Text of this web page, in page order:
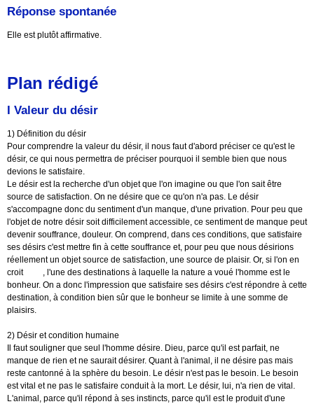
Réponse spontanée
Elle est plutôt affirmative.
Plan rédigé
I Valeur du désir
1) Définition du désir
Pour comprendre la valeur du désir, il nous faut d'abord préciser ce qu'est le
désir, ce qui nous permettra de préciser pourquoi il semble bien que nous
devions le satisfaire.
Le désir est la recherche d'un objet que l'on imagine ou que l'on sait être
source de satisfaction. On ne désire que ce qu'on n'a pas. Le désir
s'accompagne donc du sentiment d'un manque, d'une privation. Pour peu que
l'objet de notre désir soit difficilement accessible, ce sentiment de manque peut
devenir souffrance, douleur. On comprend, dans ces conditions, que satisfaire
ses désirs c'est mettre fin à cette souffrance et, pour peu que nous désirions
réellement un objet source de satisfaction, une source de plaisir. Or, si l'on en
croit
, l'une des destinations à laquelle la nature a voué l'homme est le
bonheur. On a donc l'impression que satisfaire ses désirs c'est répondre à cette
destination, à condition bien sûr que le bonheur se limite à une somme de
plaisirs.
2) Désir et condition humaine
Il faut souligner que seul l'homme désire. Dieu, parce qu'il est parfait, ne
manque de rien et ne saurait désirer. Quant à l'animal, il ne désire pas mais
reste cantonné à la sphère du besoin. Le désir n'est pas le besoin. Le besoin
est vital et ne pas le satisfaire conduit à la mort. Le désir, lui, n'a rien de vital.
L'animal, parce qu'il répond à ses instincts, parce qu'il est le produit d'une